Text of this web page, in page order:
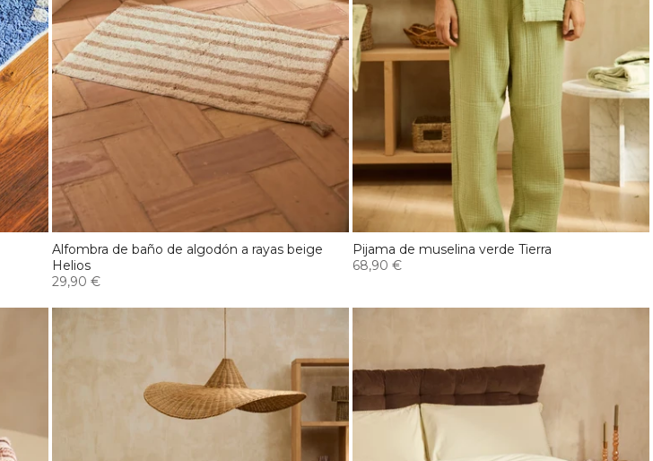
Alfombra de baño de algodón a rayas beige
Helios
29,90 €
Pijama de muselina verde Tierra
68,90 €